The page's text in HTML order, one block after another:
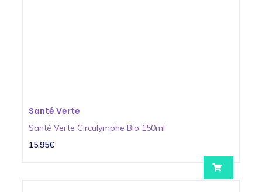
Santé Verte
Santé Verte Circulymphe Bio 150ml
15,95€